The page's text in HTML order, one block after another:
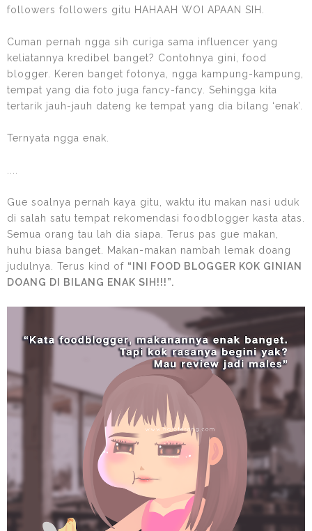
followers followers gitu HAHAAH WOI APAAN SIH.
Cuman pernah ngga sih curiga sama influencer yang
keliatannya kredibel banget? Contohnya gini, food
blogger. Keren banget fotonya, ngga kampung-kampung,
tempat yang dia foto juga fancy-fancy. Sehingga kita
tertarik jauh-jauh dateng ke tempat yang dia bilang ‘enak’.
Ternyata ngga enak.
Gue soalnya pernah kaya gitu, waktu itu makan nasi uduk
di salah satu tempat rekomendasi foodblogger kasta atas.
Semua orang tau lah dia siapa. Terus pas gue makan,
huhu biasa banget. Makan-makan nambah lemak doang
judulnya. Terus kind of “INI FOOD BLOGGER KOK GINIAN
DOANG DI BILANG ENAK SIH!!!”.